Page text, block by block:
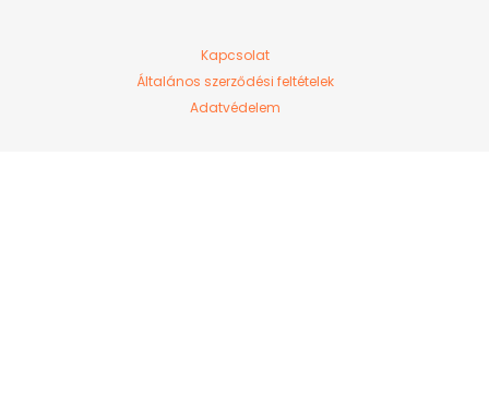
Kapcsolat
Általános szerződési feltételek
Adatvédelem